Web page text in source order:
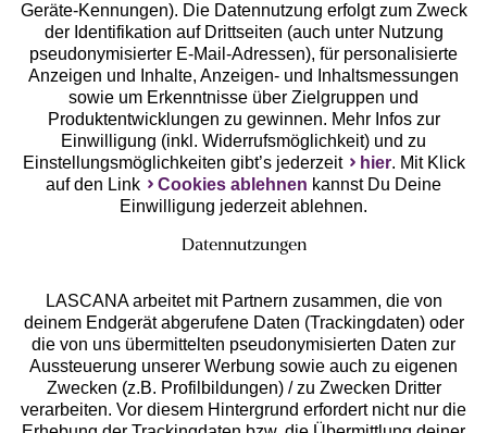
10%
Rabatt
Jetzt zum Newsletter anmelden und 10% Rabatt
sichern!
Auszeichnungen
Geräte-Kennungen). Die Datennutzung erfolgt zum Zweck
der Identifikation auf Drittseiten (auch unter Nutzung
pseudonymisierter E-Mail-Adressen), für personalisierte
Anzeigen und Inhalte, Anzeigen- und Inhaltsmessungen
sowie um Erkenntnisse über Zielgruppen und
Produktentwicklungen zu gewinnen. Mehr Infos zur
Einwilligung (inkl. Widerrufsmöglichkeit) und zu
Einstellungsmöglichkeiten gibt’s jederzeit
hier. Mit Klick
auf den Link
Cookies ablehnen kannst Du Deine
Einwilligung jederzeit ablehnen.
Datennutzungen
LASCANA arbeitet mit Partnern zusammen, die von
deinem Endgerät abgerufene Daten (Trackingdaten) oder
die von uns übermittelten pseudonymisierten Daten zur
Aussteuerung unserer Werbung sowie auch zu eigenen
Zwecken (z.B. Profilbildungen) / zu Zwecken Dritter
verarbeiten. Vor diesem Hintergrund erfordert nicht nur die